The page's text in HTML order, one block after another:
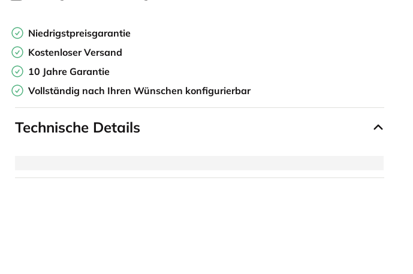
Niedrigstpreisgarantie
Kostenloser Versand
10 Jahre Garantie
Vollständig nach Ihren Wünschen konfigurierbar
Technische Details